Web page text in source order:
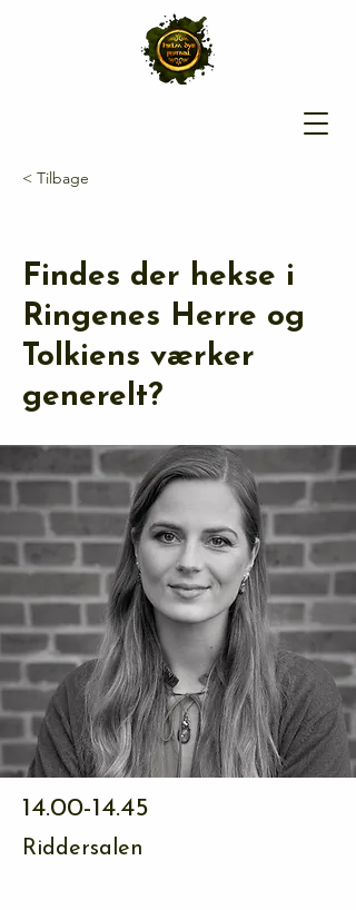
< Tilbage
Findes der hekse i
Ringenes Herre og
Tolkiens værker
generelt?
14.00-14.45
Riddersalen